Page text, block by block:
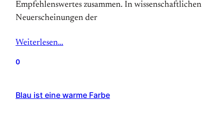
Empfehlens­wertes zusammen. In wissenschaftlichen
Neuerscheinungen der
Weiterlesen…
0
Blau ist eine warme Farbe